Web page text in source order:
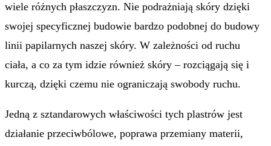
wiele różnych płaszczyzn. Nie podrażniają skóry dzięki
swojej specyficznej budowie bardzo podobnej do budowy
linii papilarnych naszej skóry. W zależności od ruchu
ciała, a co za tym idzie również skóry – rozciągają się i
kurczą, dzięki czemu nie ograniczają swobody ruchu.
Jedną z sztandarowych właściwości tych plastrów jest
działanie przeciwbólowe, poprawa przemiany materii,